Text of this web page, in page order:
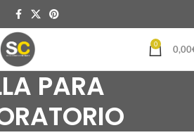
0 0,00
PARA